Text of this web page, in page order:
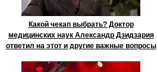
Какой чекап выбрать? Доктор
медицинских наук Александр Дзидзария
ответил на этот и другие важные вопросы